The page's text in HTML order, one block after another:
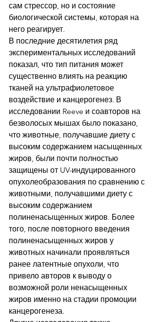
сам стрессор, но и состояние
биологической системы, которая на
него реагирует.
В последние десятилетия ряд
экспериментальных исследований
показал, что тип питания может
существенно влиять на реакцию
тканей на ультрафиолетовое
воздействие и канцерогенез. В
исследовании Reeve и соавторов на
безволосых мышах было показано,
что животные, получавшие диету с
высоким содержанием насыщенных
жиров, были почти полностью
защищены от UV-индуцированного
опухолеобразования по сравнению с
животными, получавшими диету с
высоким содержанием
полиненасыщенных жиров. Более
того, после повторного введения
полиненасыщенных жиров у
животных начинали проявляться
ранее латентные опухоли, что
привело авторов к выводу о
возможной роли ненасыщенных
жиров именно на стадии промоции
канцерогенеза.